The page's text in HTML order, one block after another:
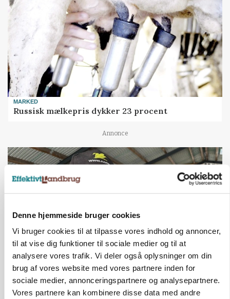
Denne hjemmeside bruger cookies
Vi bruger cookies til at tilpasse vores indhold og annoncer,
til at vise dig funktioner til sociale medier og til at
analysere vores trafik. Vi deler også oplysninger om din
brug af vores website med vores partnere inden for
sociale medier, annonceringspartnere og analysepartnere.
Vores partnere kan kombinere disse data med andre
MARKED
Russisk mælkepris dykker 23 procent
Annonce
POLITIK
»Nu stopper I«: Landbrugsdebattør og
protestgruppe vil demonstrere mod ny